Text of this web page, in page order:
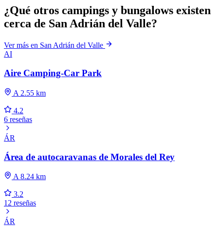
¿Qué otros campings y bungalows existen
cerca de San Adrián del Valle?
Ver más en San Adrián del Valle
AI
Aire Camping-Car Park
A 2.55 km
4.2
6 reseñas
ÁR
Área de autocaravanas de Morales del Rey
A 8.24 km
3.2
12 reseñas
ÁR